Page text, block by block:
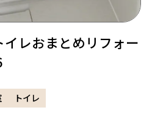
イレおまとめリフォー
トイレ